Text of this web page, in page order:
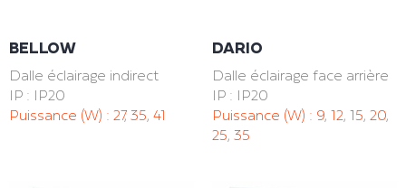
BELLOW
Dalle éclairage indirect
IP : IP20
Puissance (W) : 27, 35, 41
DARIO
Dalle éclairage face arrière
IP : IP20
Puissance (W) : 9, 12, 15, 20,
25, 35